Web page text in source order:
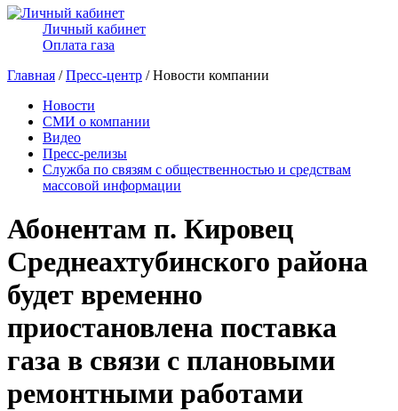
Личный кабинет
Оплата газа
Главная /Пресс-центр / Новости компании
Новости
СМИ о компании
Видео
Пресс-релизы
Служба по связям с общественностью и средствам
массовой информации
Абонентам п. Кировец
Среднеахтубинского района
будет временно
приостановлена поставка
газа в связи с плановыми
ремонтными работами